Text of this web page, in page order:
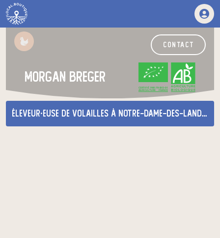
contact
morgan breger
CERTIFIÉ PAR FR-BIO-01
AGRICULTURE FRANCE
éleveur·euse de volailles à Notre-Dame-des-Landes